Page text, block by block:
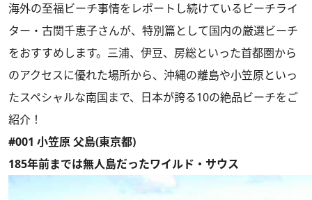
海外の至福ビーチ事情をレポートし続けているビーチライ
ター・古関千恵子さんが、特別篇として国内の厳選ビーチ
をおすすめします。三浦、伊豆、房総といった首都圏から
のアクセスに優れた場所から、沖縄の離島や小笠原といっ
たスペシャルな南国まで、日本が誇る10の絶品ビーチをご
紹介！
#001 小笠原 父島(東京都)
185年前までは無人島だったワイルド・サウス